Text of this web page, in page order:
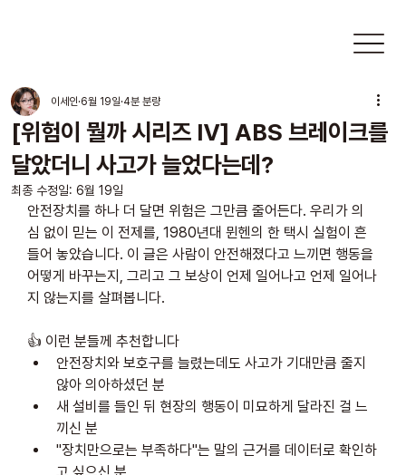
[위험이 뭘까 시리즈 Ⅳ] ABS 브레이크를
달았더니 사고가 늘었다는데?
이세인 6월 19일 4분 분량
최종 수정일: 6월 19일
안전장치를 하나 더 달면 위험은 그만큼 줄어든다. 우리가 의
심 없이 믿는 이 전제를, 1980년대 뮌헨의 한 택시 실험이 흔
들어 놓았습니다. 이 글은 사람이 안전해졌다고 느끼면 행동을
어떻게 바꾸는지, 그리고 그 보상이 언제 일어나고 언제 일어나
지 않는지를 살펴봅니다.
👍 이런 분들께 추천합니다
안전장치와 보호구를 늘렸는데도 사고가 기대만큼 줄지
않아 의아하셨던 분
새 설비를 들인 뒤 현장의 행동이 미묘하게 달라진 걸 느
끼신 분
"장치만으로는 부족하다"는 말의 근거를 데이터로 확인하